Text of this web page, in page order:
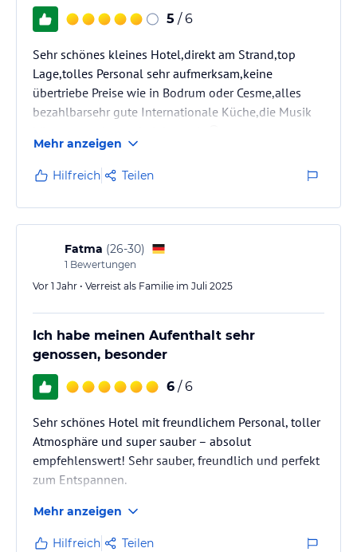
5 / 6
Sehr schönes kleines Hotel,direkt am Strand,top
Lage,tolles Personal sehr aufmerksam,keine
übertriebe Preise wie in Bodrum oder Cesme,alles
bezahlbarsehr gute Internationale Küche,die Musik
Bis nächstes mal
Mehr anzeigen
Hilfreich Teilen
Fatma (26-30)
1 Bewertungen
Vor 1 Jahr • Verreist als Familie im Juli 2025
Ich habe meinen Aufenthalt sehr
genossen, besonder
6 / 6
Sehr schönes Hotel mit freundlichem Personal, toller
Atmosphäre und super sauber – absolut
empfehlenswert! Sehr sauber, freundlich und perfekt
zum Entspannen.
Mehr anzeigen
Hilfreich Teilen